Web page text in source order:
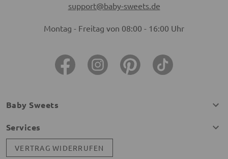
support@baby-sweets.de
Montag - Freitag von 08:00 - 16:00 Uhr
Baby Sweets
Services
VERTRAG WIDERRUFEN